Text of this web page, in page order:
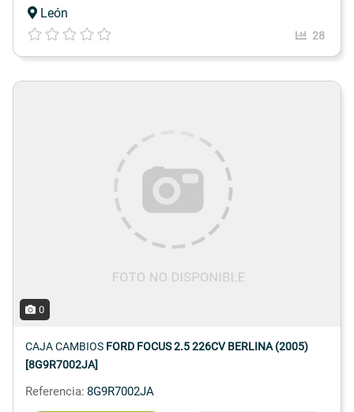
León
28
0
CAJA CAMBIOS FORD FOCUS 2.5 226CV BERLINA (2005)
[8G9R7002JA]
Referencia: 8G9R7002JA